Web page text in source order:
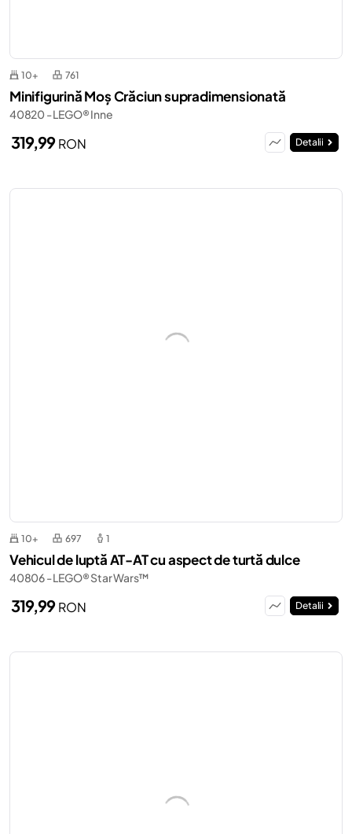
10+ 761
Minifigurină Moș Crăciun supradimensionată
40820 - LEGO® Inne
319,99RON Detalii
10+ 697 1
Vehicul de luptă AT-AT cu aspect de turtă dulce
40806 - LEGO® Star Wars™
319,99RON Detalii